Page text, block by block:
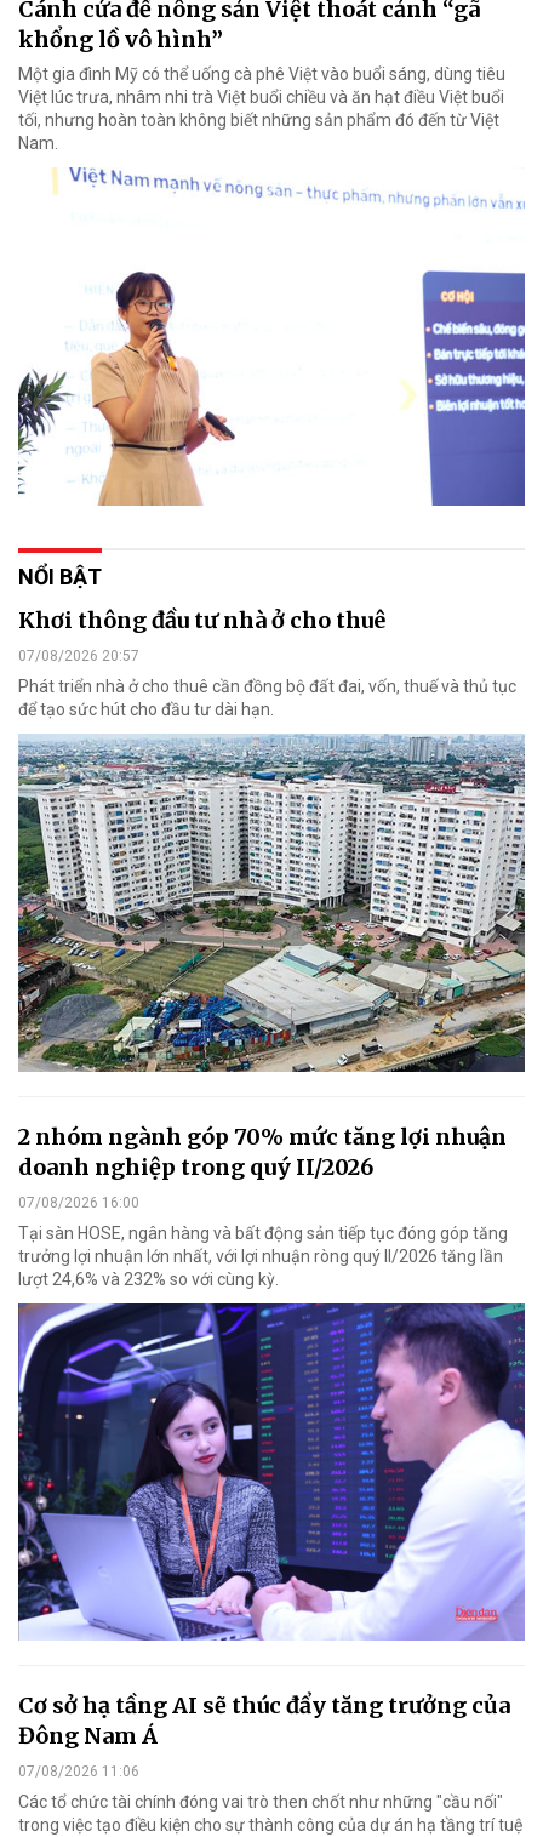
Cánh cửa để nông sản Việt thoát cảnh “gã
khổng lồ vô hình”
Một gia đình Mỹ có thể uống cà phê Việt vào buổi sáng, dùng tiêu
Việt lúc trưa, nhâm nhi trà Việt buổi chiều và ăn hạt điều Việt buổi
tối, nhưng hoàn toàn không biết những sản phẩm đó đến từ Việt
Nam.
NỔI BẬT
Khơi thông đầu tư nhà ở cho thuê
07/08/2026 20:57
Phát triển nhà ở cho thuê cần đồng bộ đất đai, vốn, thuế và thủ tục
để tạo sức hút cho đầu tư dài hạn.
2 nhóm ngành góp 70% mức tăng lợi nhuận
doanh nghiệp trong quý II/2026
07/08/2026 16:00
Tại sàn HOSE, ngân hàng và bất động sản tiếp tục đóng góp tăng
trưởng lợi nhuận lớn nhất, với lợi nhuận ròng quý II/2026 tăng lần
lượt 24,6% và 232% so với cùng kỳ.
Cơ sở hạ tầng AI sẽ thúc đẩy tăng trưởng của
Đông Nam Á
07/08/2026 11:06
Các tổ chức tài chính đóng vai trò then chốt như những "cầu nối"
trong việc tạo điều kiện cho sự thành công của dự án hạ tầng trí tuệ